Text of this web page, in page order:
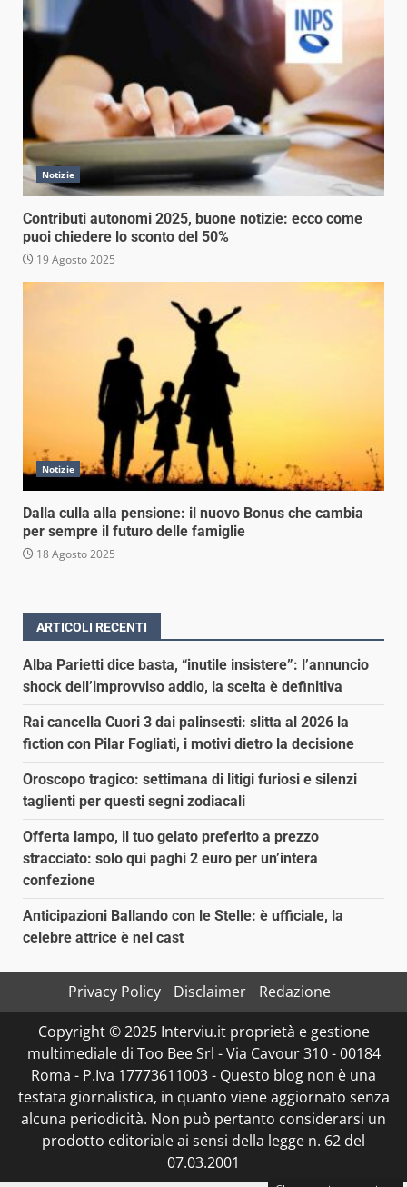
Notizie
Contributi autonomi 2025, buone notizie: ecco come
puoi chiedere lo sconto del 50%
19 Agosto 2025
Notizie
Dalla culla alla pensione: il nuovo Bonus che cambia
per sempre il futuro delle famiglie
18 Agosto 2025
ARTICOLI RECENTI
Alba Parietti dice basta, “inutile insistere”: l’annuncio
shock dell’improvviso addio, la scelta è definitiva
Rai cancella Cuori 3 dai palinsesti: slitta al 2026 la
fiction con Pilar Fogliati, i motivi dietro la decisione
Oroscopo tragico: settimana di litigi furiosi e silenzi
taglienti per questi segni zodiacali
Offerta lampo, il tuo gelato preferito a prezzo
stracciato: solo qui paghi 2 euro per un’intera
confezione
Anticipazioni Ballando con le Stelle: è ufficiale, la
celebre attrice è nel cast
Privacy Policy Disclaimer
Redazione
Copyright © 2025 Interviu.it proprietà e gestione
multimediale di Too Bee Srl - Via Cavour 310 - 00184
Roma - P.Iva 17773611003 - Questo blog non è una
testata giornalistica, in quanto viene aggiornato senza
alcuna periodicità. Non può pertanto considerarsi un
prodotto editoriale ai sensi della legge n. 62 del
07.03.2001